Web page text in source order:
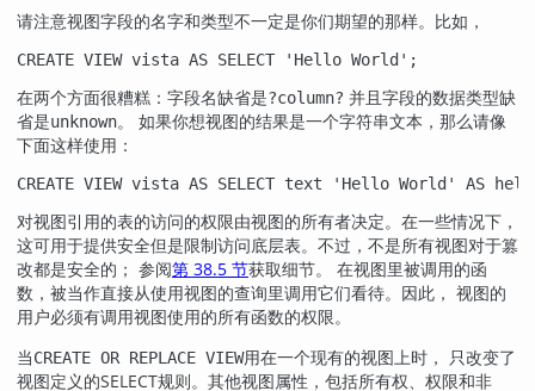
请注意视图字段的名字和类型不一定是你们期望的那样。比如，
CREATE VIEW vista AS SELECT 'Hello World';
在两个方面很糟糕：字段名缺省是?column? 并且字段的数据类型缺
省是unknown。 如果你想视图的结果是一个字符串文本，那么请像
下面这样使用：
CREATE VIEW vista AS SELECT text 'Hello World' AS
对视图引用的表的访问的权限由视图的所有者决定。在一些情况下，
这可用于提供安全但是限制访问底层表。不过，不是所有视图对于篡
改都是安全的； 参阅第 38.5 节获取细节。 在视图里被调用的函
数，被当作直接从使用视图的查询里调用它们看待。因此， 视图的
用户必须有调用视图使用的所有函数的权限。
当CREATE OR REPLACE VIEW用在一个现有的视图上时， 只改变了
视图定义的SELECT规则。其他视图属性，包括所有权、权限和非